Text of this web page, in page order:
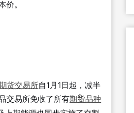
价。
货交易所自1月1日起，减半
9
交易所免收了所有期货品种